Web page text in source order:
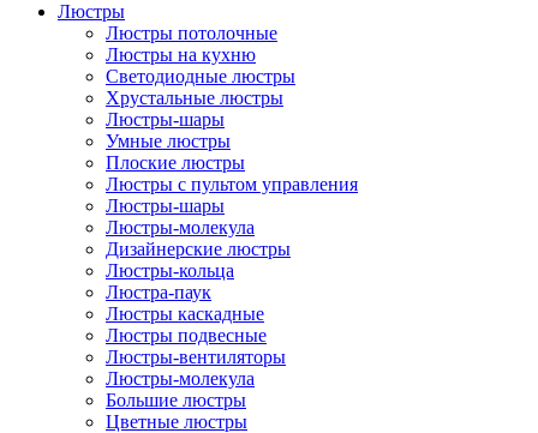
Люстры
Люстры потолочные
Люстры на кухню
Светодиодные люстры
Хрустальные люстры
Люстры-шары
Умные люстры
Плоские люстры
Люстры с пультом управления
Люстры-шары
Люстры-молекула
Дизайнерские люстры
Люстры-кольца
Люстра-паук
Люстры каскадные
Люстры подвесные
Люстры-вентиляторы
Люстры-молекула
Большие люстры
Цветные люстры